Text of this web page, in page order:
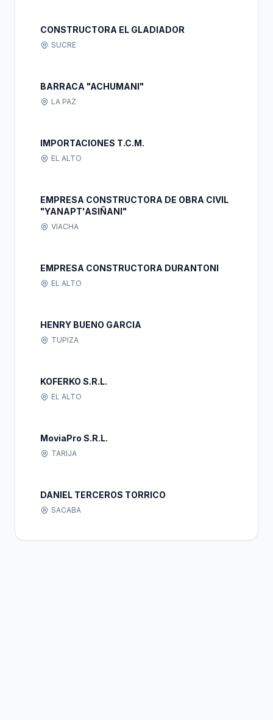
CONSTRUCTORA EL GLADIADOR
SUCRE
BARRACA "ACHUMANI"
LA PAZ
IMPORTACIONES T.C.M.
EL ALTO
EMPRESA CONSTRUCTORA DE OBRA CIVIL
"YANAPT'ASIÑANI"
VIACHA
EMPRESA CONSTRUCTORA DURANTONI
EL ALTO
HENRY BUENO GARCIA
TUPIZA
KOFERKO S.R.L.
EL ALTO
MoviaPro S.R.L.
TARIJA
DANIEL TERCEROS TORRICO
SACABA